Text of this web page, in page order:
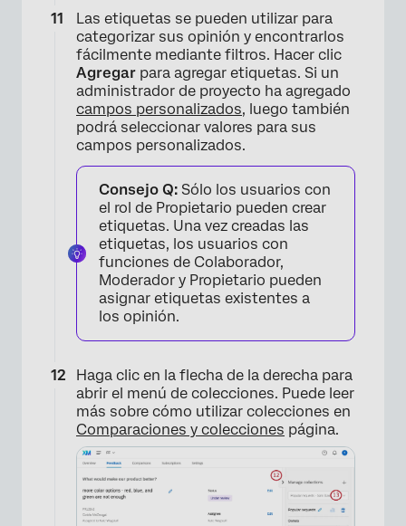
Las etiquetas se pueden utilizar para
categorizar sus opinión y encontrarlos
fácilmente mediante filtros. Hacer clic
Agregar para agregar etiquetas. Si un
administrador de proyecto ha agregado
campos personalizados, luego también
podrá seleccionar valores para sus
campos personalizados.
Consejo Q: Sólo los usuarios con
el rol de Propietario pueden crear
etiquetas. Una vez creadas las
etiquetas, los usuarios con
funciones de Colaborador,
Moderador y Propietario pueden
asignar etiquetas existentes a
los opinión.
Haga clic en la flecha de la derecha para
abrir el menú de colecciones. Puede leer
más sobre cómo utilizar colecciones en
Comparaciones y colecciones página.